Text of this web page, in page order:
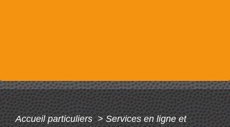
Accueil particuliers> Services en ligne et